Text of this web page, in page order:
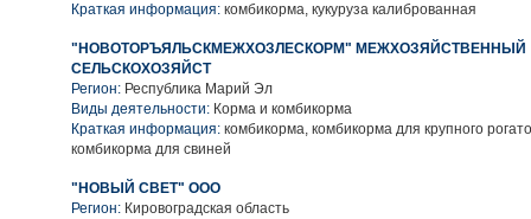
Краткая информация: комбикорма, кукуруза калиброванная
"НОВОТОРЪЯЛЬСКМЕЖХОЗЛЕСКОРМ" МЕЖХОЗЯЙСТВЕННЫЙ
СЕЛЬСКОХОЗЯЙСТ
Регион: Республика Марий Эл
Виды деятельности: Корма и комбикорма
Краткая информация: комбикорма, комбикорма для крупного
комбикорма для свиней
"НОВЫЙ СВЕТ" ООО
Регион: Кировоградская область